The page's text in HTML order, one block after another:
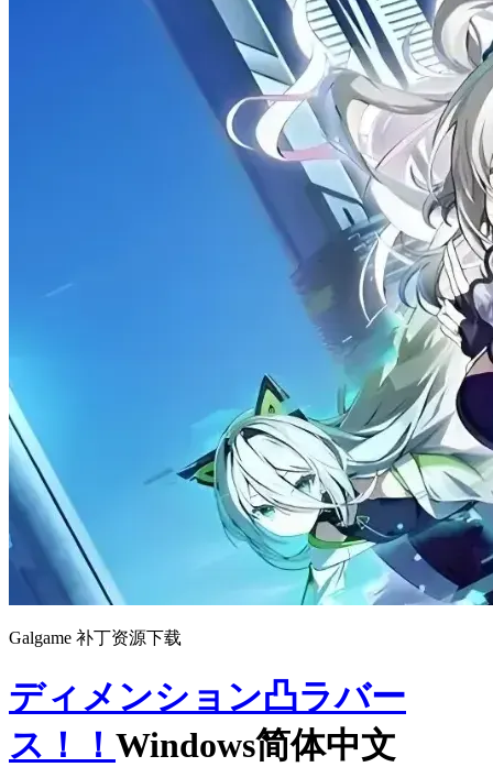
Galgame 补丁资源下载
ディメンション凸ラバー
ス！！ Windows简体中文